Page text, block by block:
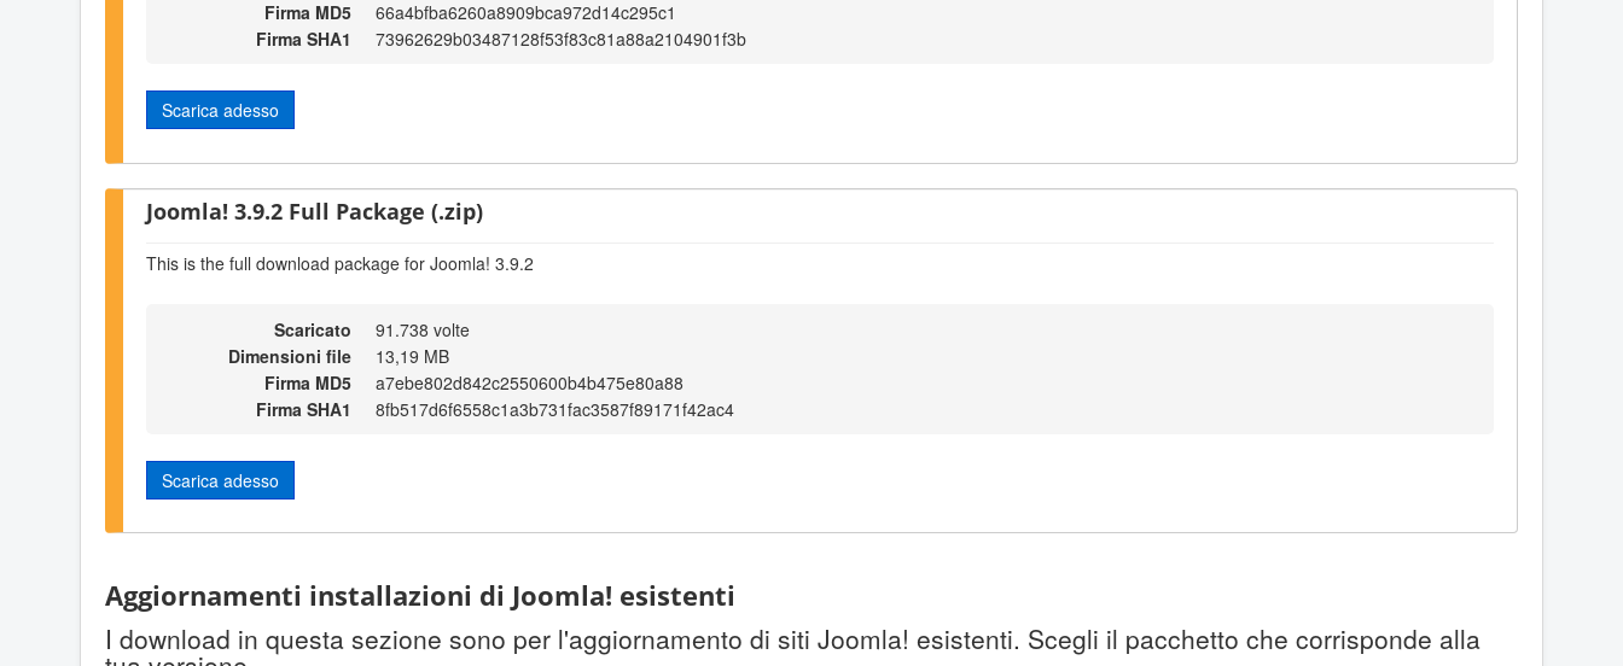
Firma MD5
66a4bfba6260a8909bca972d14c295c1
Firma SHA1
73962629b03487128f53f83c81a88a2104901f3b
Scarica adesso
Joomla! 3.9.2 Full Package (.zip)
This is the full download package for Joomla! 3.9.2
Scaricato
91.738 volte
Dimensioni file
13,19 MB
Firma MD5
a7ebe802d842c2550600b4b475e80a88
Firma SHA1
8fb517d6f6558c1a3b731fac3587f89171f42ac4
Scarica adesso
Aggiornamenti installazioni di Joomla! esistenti
I download in questa sezione sono per l'aggiornamento di siti Joomla! esistenti. Scegli il pacchetto che corrisponde alla